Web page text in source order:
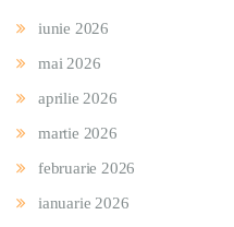
iunie 2026
mai 2026
aprilie 2026
martie 2026
februarie 2026
ianuarie 2026